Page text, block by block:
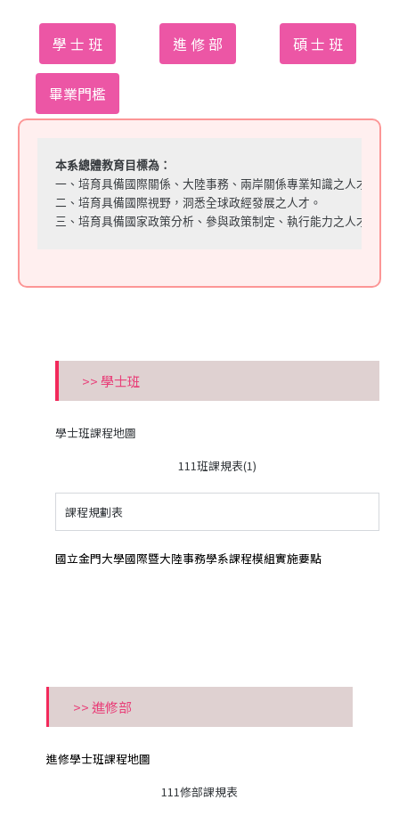
學 士 班 進 修 部 碩 士 班
畢業門檻
本系總體教育目標為：
一、培育具備國際關係、大陸事務、兩岸關係專業知識之人才。
二、培育具備國際視野，洞悉全球政經發展之人才。
三、培育具備國家政策分析、參與政策制定、執行能力之人才。
>> 學士班
學士班課程地圖
111班課規表(1)
課程規劃表
國立金門大學國際暨大陸事務學系課程模組實施要點
>> 進修部
進修學士班課程地圖
111修部課規表